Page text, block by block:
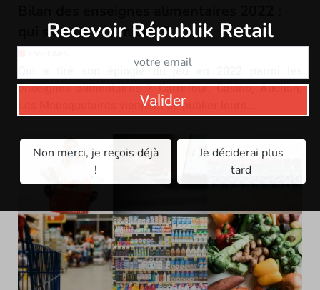
qui s’en sort le mieux ?
enseignes alimentaires ? Carrefour, Casino, Auchan,
Les Mousquetaires viennent de publier leurs…
Recevoir Républik Retail
Valider
Non merci, je reçois déjà
!
Je déciderai plus
tard